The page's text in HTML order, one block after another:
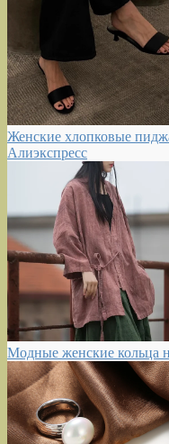
Женские хлопковые
Алиэкспресс
Модные женские кольца